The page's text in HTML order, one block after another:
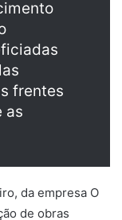
frentes
as
da empresa O
de obras